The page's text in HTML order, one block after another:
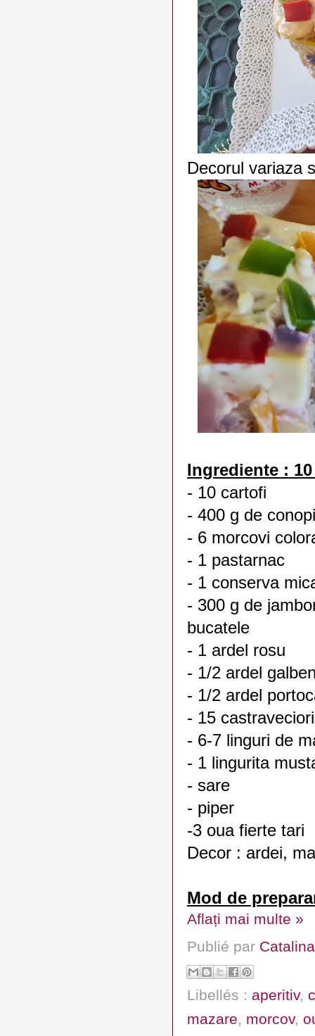
Decorul variaza
Ingrediente :
- 10 cartofi
- 400 g de
- 6 morcovi
- 1 pastarnac
- 1 conserva
- 300 g de
bucatele
- 1 ardel rosu
- 1/2 ardel
- 1/2 ardel
- 15
- 6-7 linguri de
- 1 lingurita
- sare
- piper
-3 oua fierte tari
Decor : ardei,
Mod de
Aflați mai multe »
Publié par Catalina
Libellés : aperitiv,
mazare, morcov,